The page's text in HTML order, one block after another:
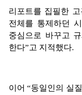
리포트를 집필한
전체를 통제하던
중심으로 바꾸고
한다”고 지적했다.
이어 “동일인의 실